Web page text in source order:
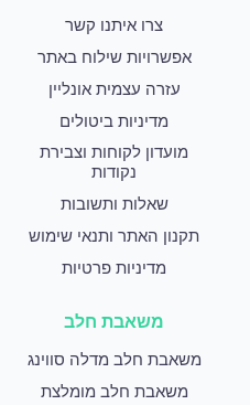
צרו איתנו קשר
אפשרויות שילוח באתר
עזרה עצמית אונליין
מדיניות ביטולים
מועדון לקוחות וצבירת
נקודות
שאלות ותשובות
תקנון האתר ותנאי שימוש
מדיניות פרטיות
משאבת חלב
משאבת חלב מדלה סווינג
משאבת חלב מומלצת